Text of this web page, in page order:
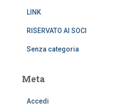
LINK
RISERVATO AI SOCI
Senza categoria
Meta
Accedi